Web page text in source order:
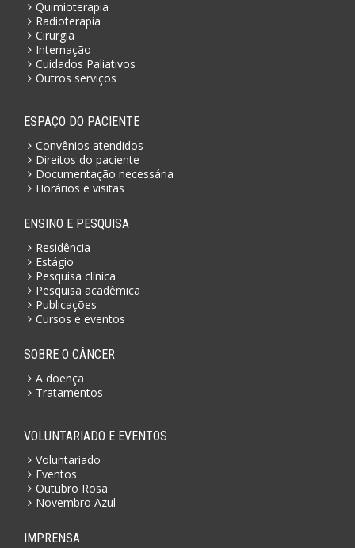
Quimioterapia
Radioterapia
Cirurgia
Internação
Cuidados Paliativos
Outros serviços
ESPAÇO DO PACIENTE
Convênios atendidos
Direitos do paciente
Documentação necessária
Horários e visitas
ENSINO E PESQUISA
Residência
Estágio
Pesquisa clínica
Pesquisa acadêmica
Publicações
Cursos e eventos
SOBRE O CÂNCER
A doença
Tratamentos
VOLUNTARIADO E EVENTOS
Voluntariado
Eventos
Outubro Rosa
Novembro Azul
IMPRENSA